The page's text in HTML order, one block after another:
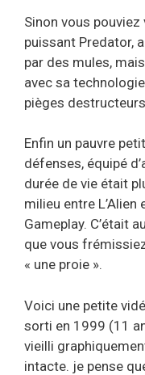
Sinon vous
puissant Predator,
par des mules,
avec sa
pièges
Enfin un pauvre
défenses, équipé
durée de vie était
milieu entre
Gameplay. C’était
que vous
« une proie ».
Voici une petite
sorti en 1999 (11
vieilli
intacte. je pense